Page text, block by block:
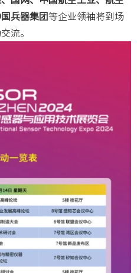
兵器集团等企业领袖将到场
流。